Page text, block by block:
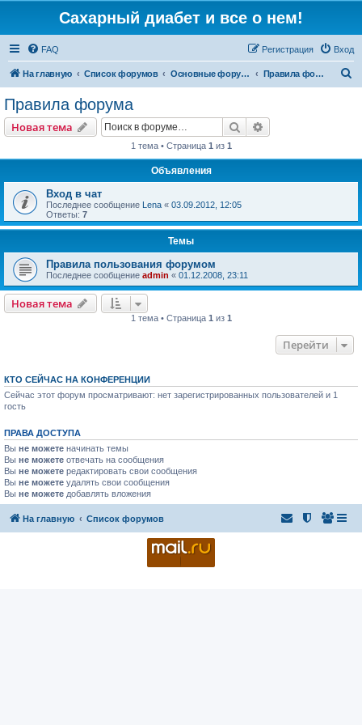
Сахарный диабет и все о нем!
FAQ Вход
Регистрация
На главную Список форумов Основные форумы Правила форума
Правила форума
Новая тема Поиск
1 тема • Страница 1 из 1
Объявления
Вход в чат
Последнее сообщение Lena « 03.09.2012, 12:05
Ответы: 7
Темы
Правила пользования форумом
Последнее сообщение admin « 01.12.2008, 23:11
Новая тема
1 тема • Страница 1 из 1
Перейти
КТО СЕЙЧАС НА КОНФЕРЕНЦИИ
Сейчас этот форум просматривают: нет зарегистрированных пользователей и 1
гость
ПРАВА ДОСТУПА
Вы не можете начинать темы
Вы не можете отвечать на сообщения
Вы не можете редактировать свои сообщения
Вы не можете удалять свои сообщения
Вы не можете добавлять вложения
На главную Список форумов